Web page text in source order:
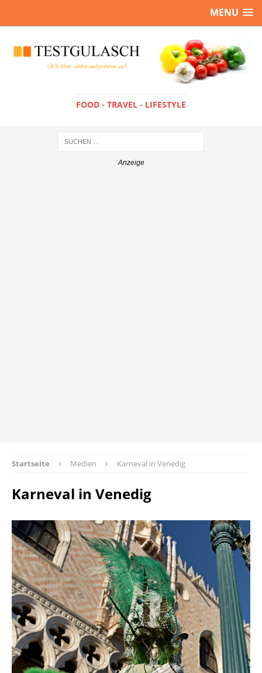
MENU
FOOD - TRAVEL - LIFESTYLE
Startseite Medien Karneval in Venedig
Karneval in Venedig